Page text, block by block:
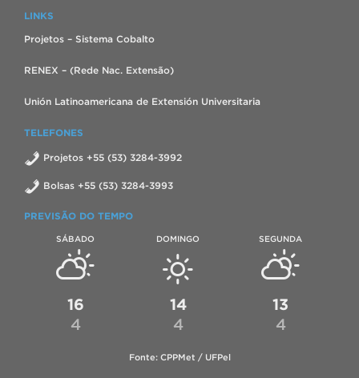
LINKS
Projetos – Sistema Cobalto
RENEX – (Rede Nac. Extensão)
Unión Latinoamericana de Extensión Universitaria
TELEFONES
Projetos +55 (53) 3284-3992
Bolsas +55 (53) 3284-3993
PREVISÃO DO TEMPO
SÁBADO
16
4
DOMINGO
14
4
SEGUNDA
13
4
Fonte: CPPMet / UFPel